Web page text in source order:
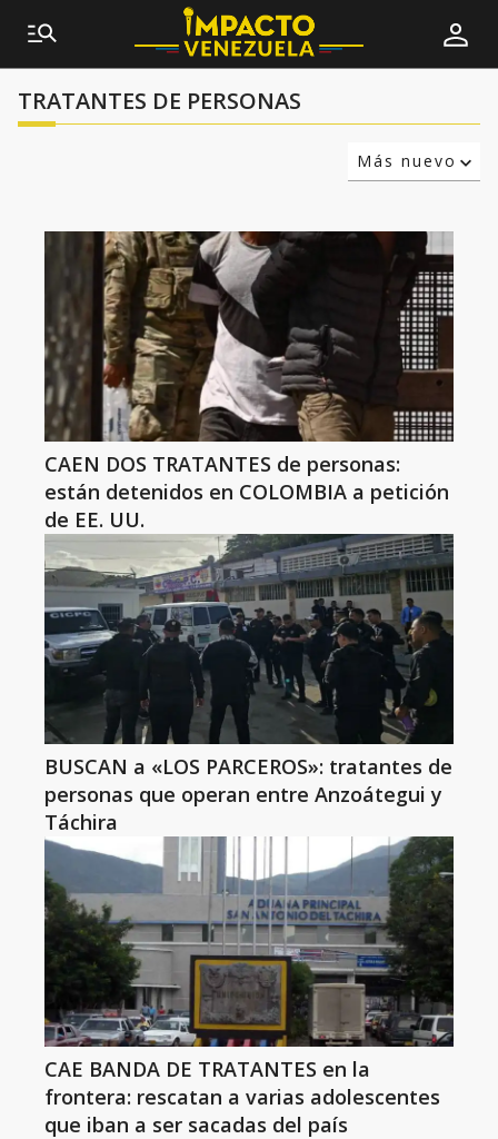
TRATANTES DE PERSONAS
Más nuevo
CAEN DOS TRATANTES de personas:
están detenidos en COLOMBIA a petición
de EE. UU.
BUSCAN a «LOS PARCEROS»: tratantes de
personas que operan entre Anzoátegui y
Táchira
CAE BANDA DE TRATANTES en la
frontera: rescatan a varias adolescentes
que iban a ser sacadas del país